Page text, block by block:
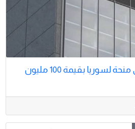
البنك الدولي يوافق على منحة لسوريا بقيمة 100 مليون